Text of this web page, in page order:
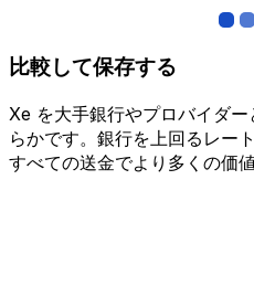
比較して保存する
Xe を大手銀行やプロバイダ
らかです。銀行を上回るレー
すべての送金でより多くの価